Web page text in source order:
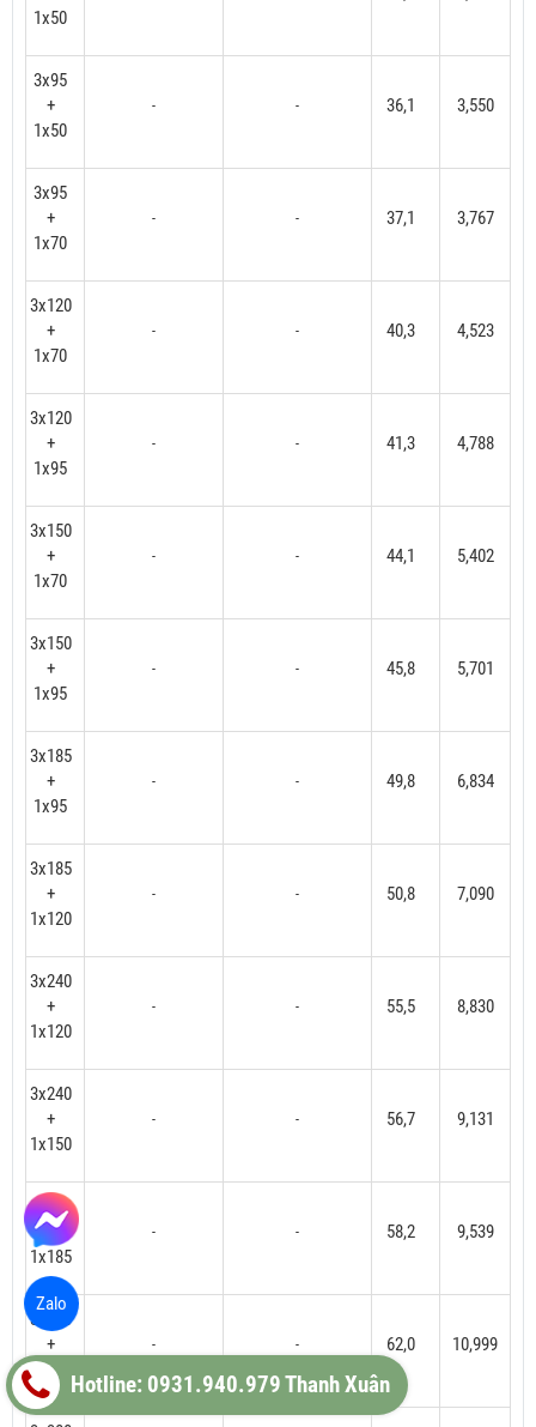
1x50
3x95
+
1x50
- - 36,1 3,550
3x95
+
1x70
- - 37,1 3,767
3x120
+
1x70
- - 40,3 4,523
3x120
+
1x95
- - 41,3 4,788
3x150
+
1x70
- - 44,1 5,402
3x150
+
1x95
- - 45,8 5,701
3x185
+
1x95
- - 49,8 6,834
3x185
+
1x120
- - 50,8 7,090
3x240
+
1x120
- - 55,5 8,830
3x240
+
1x150
- - 56,7 9,131
3x240
+
1x185
- - 58,2 9,539
3x300
+
1x150
- - 62,0 10,999
Hotline: 0931.940.979 Thanh Xuân
Zalo